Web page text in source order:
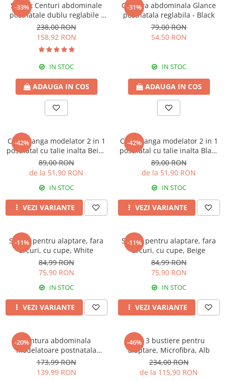
-33%
Set 2 x Centuri abdominale
postnatale dublu reglabile -
Beige-Black
238,00 RON
158,92 RON
IN STOC
ADAUGA IN COS
-31%
Centura abdominala Glance
postnatala reglabila - Black
79,00 RON
54,50 RON
IN STOC
ADAUGA IN COS
-42%
Chilot tanga modelator 2 in 1
postnatal cu talie inalta Beige
Rose Girl
89,00 RON
de la 51,90 RON
IN STOC
VEZI VARIANTE
-42%
Chilot tanga modelator 2 in 1
postnatal cu talie inalta Black
Rose Girl
89,00 RON
de la 51,90 RON
IN STOC
VEZI VARIANTE
-11%
Sutien pentru alaptare, fara
arcuri, cu cupe, White
84,99 RON
75,90 RON
IN STOC
VEZI VARIANTE
-11%
Sutien pentru alaptare, fara
arcuri, cu cupe, Beige
84,99 RON
75,90 RON
IN STOC
VEZI VARIANTE
-20%Centura abdominala
modelatoare postnatala
PREMIUM, prindere velcro,
Beige
173,99 RON
139,99 RON
-46%
Set 3 bustiere pentru
alaptare, Microfibra, Alb
234,00 RON
de la 115,90 RON